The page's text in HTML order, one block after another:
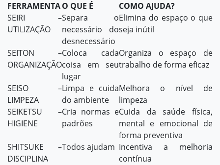
FERRAMENTAO QUE É
COMO AJUDA?
SEIRI –
UTILIZAÇÃO
Separa o
necessário do
desnecessário
Elimina do espaço o que
seja inútil
SEITON –
ORGANIZAÇÃO
Coloca cada
coisa em seu
lugar
Organiza o espaço de
trabalho de forma eficaz
SEISO –
LIMPEZA
Limpa e cuida
do ambiente
Melhora o nível de
limpeza
SEIKETSU –
HIGIENE
Cria normas e
padrões
Cuida da saúde física,
mental e emocional de
forma preventiva
SHITSUKE –
DISCIPLINA
Todos ajudam Incentiva a melhoria
contínua